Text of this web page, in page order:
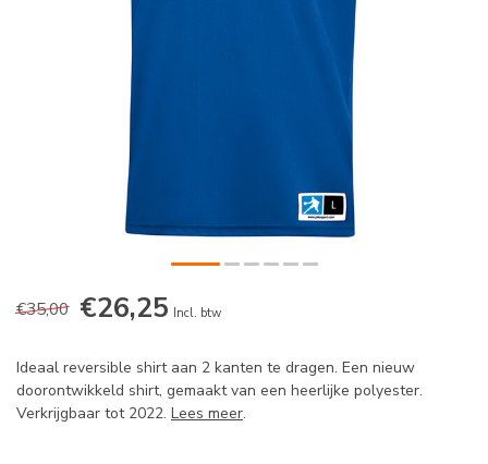
€35,00 €26,25 Incl. btw
Ideaal reversible shirt aan 2 kanten te dragen. Een nieuw
doorontwikkeld shirt, gemaakt van een heerlijke polyester.
Verkrijgbaar tot 2022. Lees meer.